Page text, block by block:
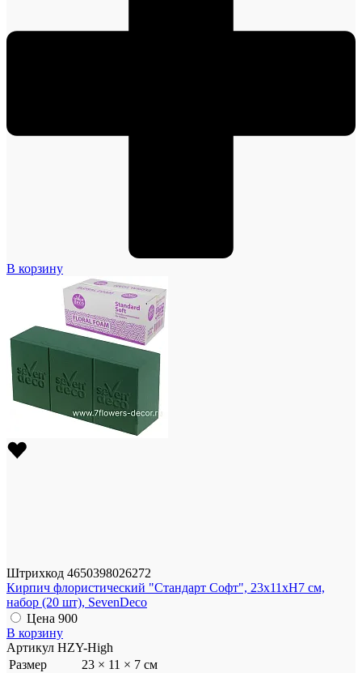
В корзину
Штрихкод 4650398026272
Кирпич флористический "Стандарт Софт", 23x11xH7 см,
набор (20 шт), SevenDeco
Цена 900
В корзину
Артикул HZY-High
Размер
23 × 11 × 7 см